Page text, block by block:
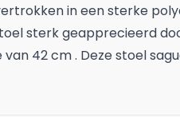
in een sterke
sterk geapprecieerd
42 cm . Deze stoel